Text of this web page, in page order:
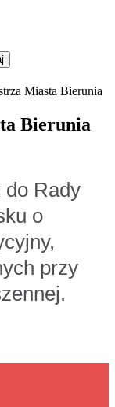
Miasta Bierunia
Bierunia
do Rady
o
przy